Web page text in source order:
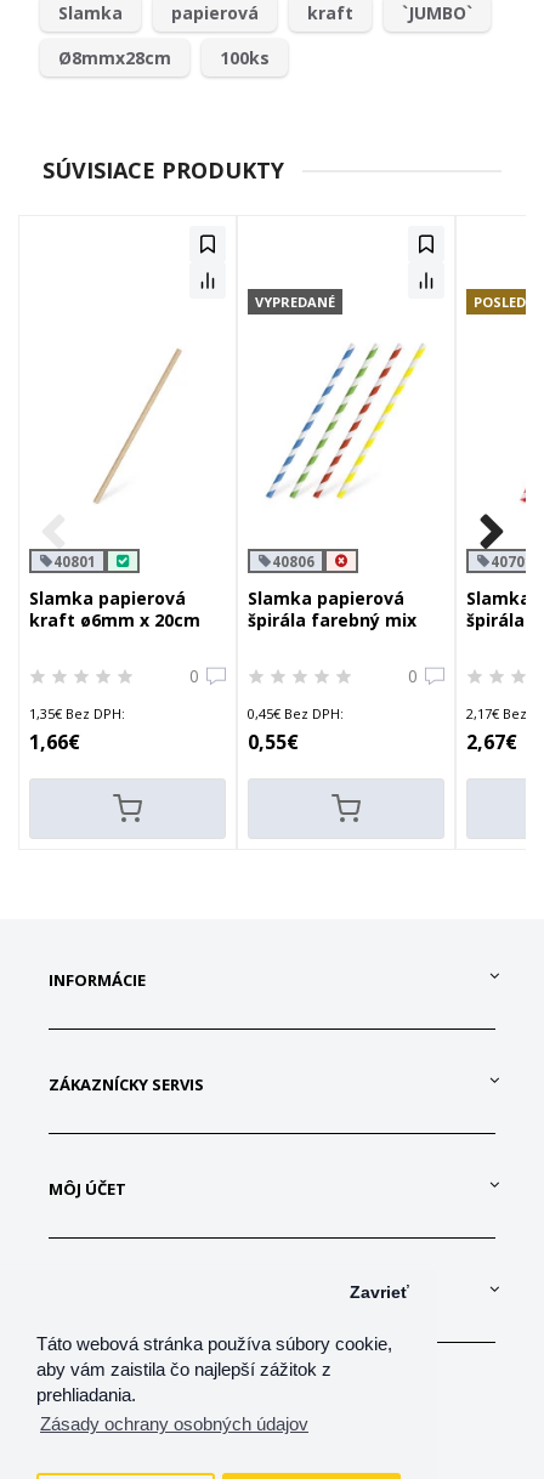
Táto webová stránka používa súbory cookie,
aby vám zaistila čo najlepší zážitok z
prehliadania.
Zásady ochrany osobných údajov
Zavrieť
Slamka papierová kraft
`JUMBO`
Ø8mmx28cm
100ks
SÚVISIACE PRODUKTY
40801
Slamka papierová
kraft ø6mm x 20cm
0
1,35€ Bez DPH:
1,66€
VYPREDANÉ
40806
Slamka papierová
špirála farebný mix
0
0,45€ Bez DPH:
0,55€
40701
Slamka
špirála
2,17€ Bez
2,67€
INFORMÁCIE
ZÁKAZNÍCKY SERVIS
MÔJ ÚČET